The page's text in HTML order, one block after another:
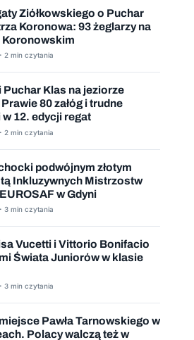
Ziółkowskiego o Puchar
Koronowa: 93 żeglarzy na
Koronowskim
2 min czytania
Puchar Klas na jeziorze
80 załóg i trudne
12. edycji regat
2 min czytania
podwójnym złotym
Inkluzywnych Mistrzostw
w Gdyni
3 min czytania
Vucetti i Vittorio Bonifacio
Świata Juniorów w klasie
3 min czytania
Pawła Tarnowskiego w
Polacy walczą też w